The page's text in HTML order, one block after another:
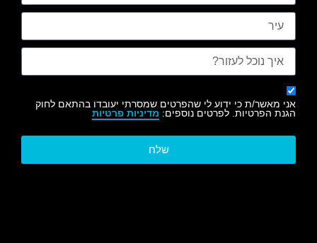
אני מאשר/ת כי ידוע לי שהפרטים שמסרתי יעובדו בהתאם לחוק
הגנת הפרטיות. לפרטים נוספים: מדיניות פרטיות
שלח